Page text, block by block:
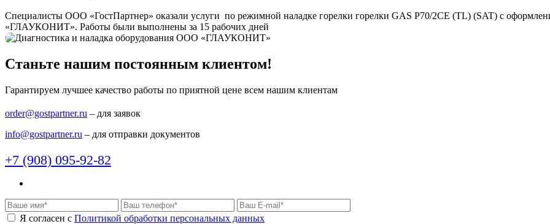
Специалисты ООО «ГостПартнер» оказали услуги по режимной наладке горелки горелки GAS P70/2CE (TL) (SAT) с
«ГЛАУКОНИТ». Работы были выполнены за 15 рабочих дней
Станьте нашим постоянным клиентом!
Гарантируем лучшее качество работы по приятной цене всем нашим клиентам
order@gostpartner.ru – для заявок
info@gostpartner.ru – для отправки документов
+7 (908) 095-92-82
Я согласен c Политикой обработки персональных данных